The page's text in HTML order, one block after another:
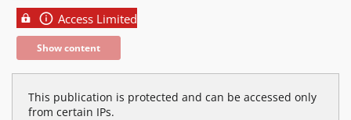
Access Limited
Show content
This publication is protected and can be accessed only
from certain IPs.